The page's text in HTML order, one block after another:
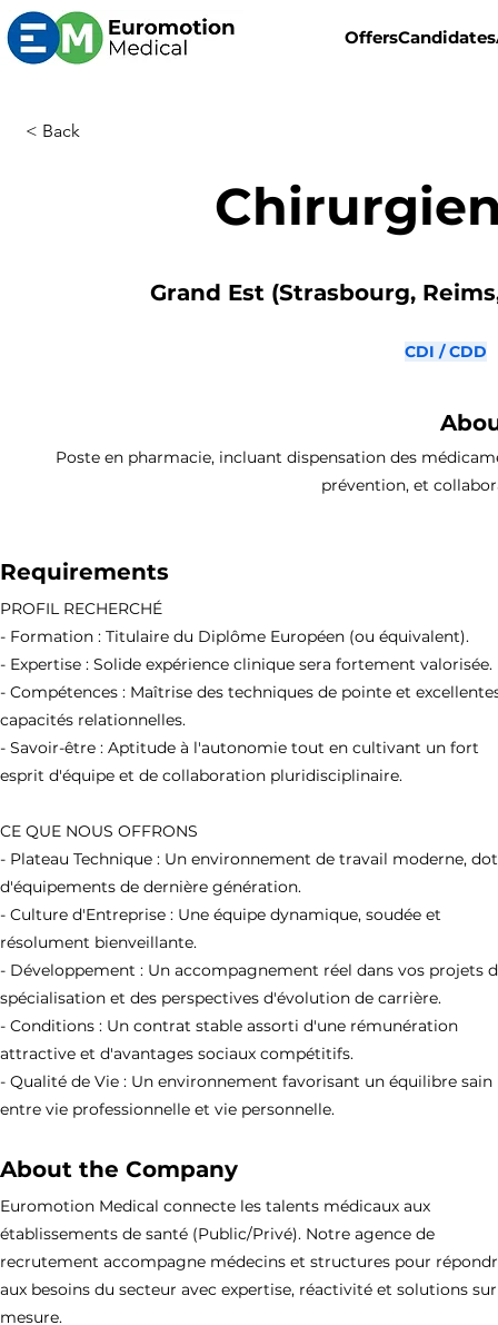
OffersCandidates
< Back
Grand Est (Strasbourg,
CDI / CDD
Poste en pharmacie, incluant dispensation des
prévention, et
Requirements
PROFIL RECHERCHÉ
- Formation : Titulaire du Diplôme Européen (ou équivalent).
- Expertise : Solide expérience clinique sera fortement valorisée.
- Compétences : Maîtrise des techniques de pointe et
capacités relationnelles.
- Savoir-être : Aptitude à l'autonomie tout en cultivant un fort
esprit d'équipe et de collaboration pluridisciplinaire.
CE QUE NOUS OFFRONS
- Plateau Technique : Un environnement de travail moderne,
d'équipements de dernière génération.
- Culture d'Entreprise : Une équipe dynamique, soudée et
résolument bienveillante.
- Développement : Un accompagnement réel dans vos projets
spécialisation et des perspectives d'évolution de carrière.
- Conditions : Un contrat stable assorti d'une rémunération
attractive et d'avantages sociaux compétitifs.
- Qualité de Vie : Un environnement favorisant un équilibre sain
entre vie professionnelle et vie personnelle.
About the Company
Euromotion Medical connecte les talents médicaux aux
établissements de santé (Public/Privé). Notre agence de
recrutement accompagne médecins et structures pour
aux besoins du secteur avec expertise, réactivité et solutions sur
mesure.